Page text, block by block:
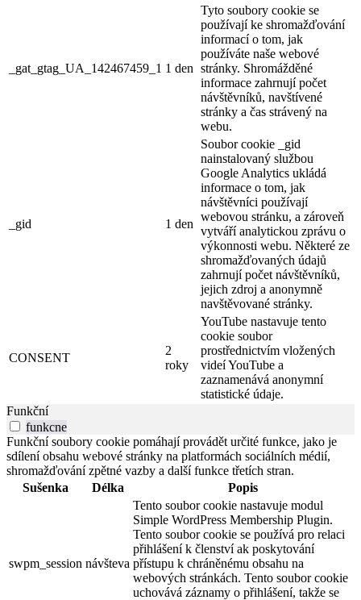
_gat_gtag_UA_142467459_1 1 den
Tyto soubory cookie se
používají ke shromažďování
informací o tom, jak
používáte naše webové
stránky. Shromážděné
informace zahrnují počet
návštěvníků, navštívené
stránky a čas strávený na
webu.
_gid 1 den
Soubor cookie _gid
nainstalovaný službou
Google Analytics ukládá
informace o tom, jak
návštěvníci používají
webovou stránku, a zároveň
vytváří analytickou zprávu o
výkonnosti webu. Některé ze
shromažďovaných údajů
zahrnují počet návštěvníků,
jejich zdroj a anonymně
navštěvované stránky.
CONSENT
2
roky
YouTube nastavuje tento
cookie soubor
prostřednictvím vložených
videí YouTube a
zaznamenává anonymní
statistické údaje.
Funkční
funkcne
Funkční soubory cookie pomáhají provádět určité funkce, jako je
sdílení obsahu webové stránky na platformách sociálních médií,
shromažďování zpětné vazby a další funkce třetích stran.
Sušenka
Délka Popis
swpm_session návšteva
Tento soubor cookie nastavuje modul
Simple WordPress Membership Plugin.
Tento soubor cookie se používá pro relaci
přihlášení k členství ak poskytování
přístupu k chráněnému obsahu na
webových stránkách. Tento soubor cookie
uchovává záznamy o přihlášení, takže se